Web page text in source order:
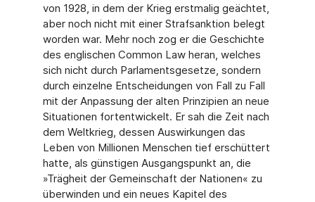
von 1928, in dem der Krieg erstmalig geächtet,
aber noch nicht mit einer Strafsanktion belegt
worden war. Mehr noch zog er die Geschichte
des englischen Common Law heran, welches
sich nicht durch Parlamentsgesetze, sondern
durch einzelne Entscheidungen von Fall zu Fall
mit der Anpassung der alten Prinzipien an neue
Situationen fortentwickelt. Er sah die Zeit nach
dem Weltkrieg, dessen Auswirkungen das
Leben von Millionen Menschen tief erschüttert
hatte, als günstigen Ausgangspunkt an, die
»Trägheit der Gemeinschaft der Nationen« zu
überwinden und ein neues Kapitel des